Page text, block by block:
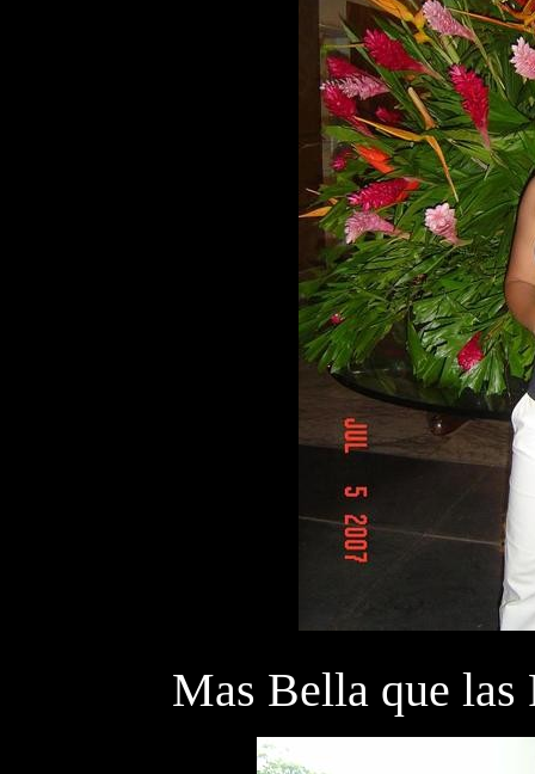
Mas Bella que las